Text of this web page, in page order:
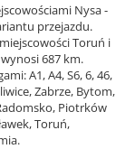
Nysa -
przejazdu.
Toruń i
687 km.
A1, A4, S6, 6, 46,
Zabrze, Bytom,
Piotrków
Toruń,